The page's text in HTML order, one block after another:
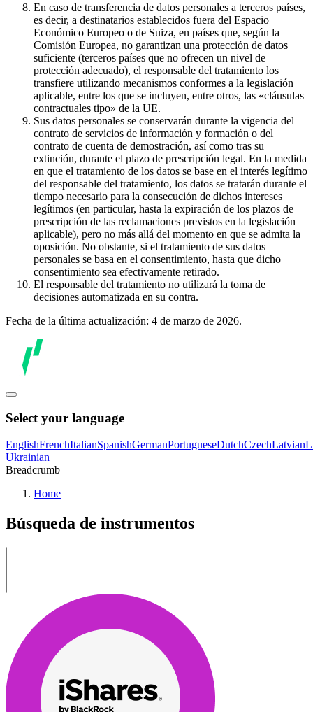
En caso de transferencia de datos personales a terceros países,
es decir, a destinatarios establecidos fuera del Espacio
Económico Europeo o de Suiza, en países que, según la
Comisión Europea, no garantizan una protección de datos
suficiente (terceros países que no ofrecen un nivel de
protección adecuado), el responsable del tratamiento los
transfiere utilizando mecanismos conformes a la legislación
aplicable, entre los que se incluyen, entre otros, las «cláusulas
contractuales tipo» de la UE.
Sus datos personales se conservarán durante la vigencia del
contrato de servicios de información y formación o del
contrato de cuenta de demostración, así como tras su
extinción, durante el plazo de prescripción legal. En la medida
en que el tratamiento de los datos se base en el interés legítimo
del responsable del tratamiento, los datos se tratarán durante el
tiempo necesario para la consecución de dichos intereses
legítimos (en particular, hasta la expiración de los plazos de
prescripción de las reclamaciones previstos en la legislación
aplicable), pero no más allá del momento en que se admita la
oposición. No obstante, si el tratamiento de sus datos
personales se basa en el consentimiento, hasta que dicho
consentimiento sea efectivamente retirado.
El responsable del tratamiento no utilizará la toma de
decisiones automatizada en su contra.
Fecha de la última actualización: 4 de marzo de 2026.
Select your language
EnglishFrenchItalianSpanishGermanPortugueseDutchCzechLatvian
Ukrainian
Breadcrumb
Home
Búsqueda de instrumentos